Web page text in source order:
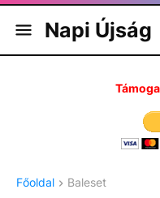
Napi Újság
Főoldal Baleset